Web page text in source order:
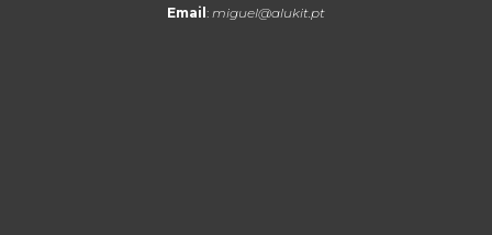
Email: miguel@alukit.pt